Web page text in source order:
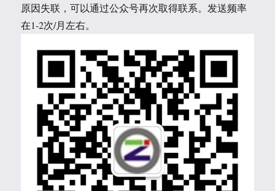
原因失联，可以通过公众号再次取得联系。发送频率
在1-2次/月左右。